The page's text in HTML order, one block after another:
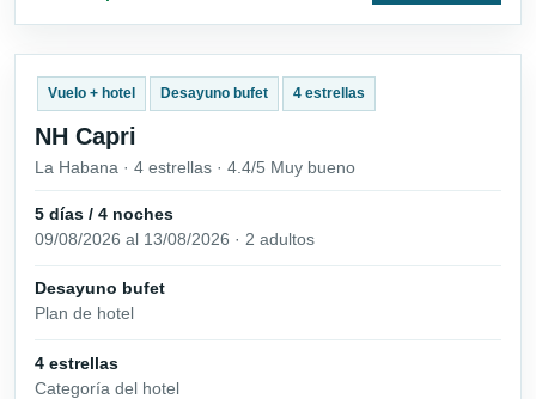
Vuelo + hotel Desayuno bufet 4 estrellas
NH Capri
La Habana · 4 estrellas · 4.4/5 Muy bueno
5 días / 4 noches
09/08/2026 al 13/08/2026 · 2 adultos
Desayuno bufet
Plan de hotel
4 estrellas
Categoría del hotel